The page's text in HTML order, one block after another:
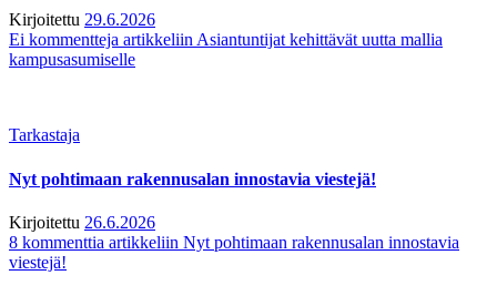
Kirjoitettu 29.6.2026
Ei kommentteja artikkeliin Asiantuntijat kehittävät uutta mallia
kampusasumiselle
Tarkastaja
Nyt pohtimaan rakennusalan innostavia viestejä!
Kirjoitettu 26.6.2026
8 kommenttia artikkeliin Nyt pohtimaan rakennusalan innostavia
viestejä!